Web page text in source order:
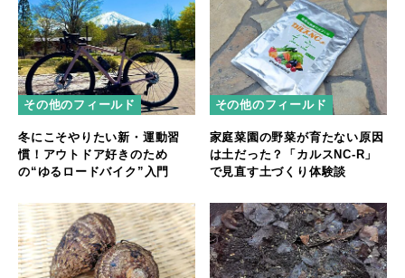
その他のフィールド
冬にこそやりたい新・運動習
慣！アウトドア好きのため
の“ゆるロードバイク”入門
その他のフィールド
家庭菜園の野菜が育たない原因
は土だった？「カルスNC-R」
で見直す土づくり体験談